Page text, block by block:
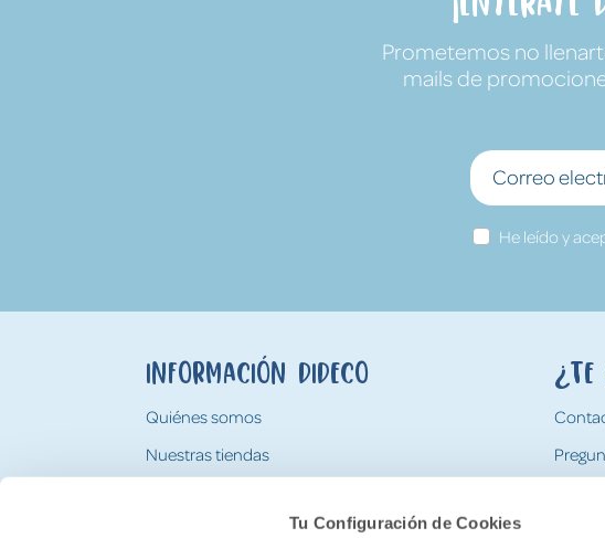
Tu Configuración de Cookies
Prometemos no
mails de
He leído y
Información Dideco
Quiénes somos
Nuestras tiendas
Tarjeta Regalo Dideco
¿Te